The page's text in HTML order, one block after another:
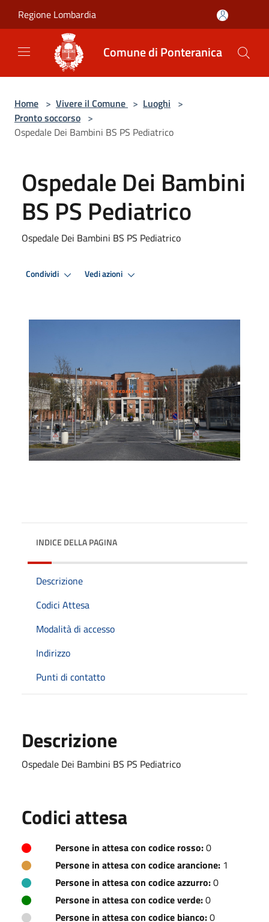
Regione Lombardia
Comune di Ponteranica
Home > Vivere il Comune > Luoghi >
Pronto soccorso >
Ospedale Dei Bambini BS PS Pediatrico
Ospedale Dei Bambini
BS PS Pediatrico
Ospedale Dei Bambini BS PS Pediatrico
Condividi Vedi azioni
INDICE DELLA PAGINA
Descrizione
Codici Attesa
Modalità di accesso
Indirizzo
Punti di contatto
Descrizione
Ospedale Dei Bambini BS PS Pediatrico
Codici attesa
Persone in attesa con codice rosso:0
Persone in attesa con codice arancione: 1
Persone in attesa con codice azzurro:0
Persone in attesa con codice verde:0
Persone in attesa con codice bianco:0